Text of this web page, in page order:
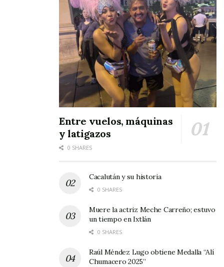
Entre vuelos, máquinas
y latigazos
0 SHARES
Cacalután y su historia
0 SHARES
Muere la actriz Meche Carreño; estuvo
un tiempo en Ixtlán
0 SHARES
Raúl Méndez Lugo obtiene Medalla “Alí
Chumacero 2025”